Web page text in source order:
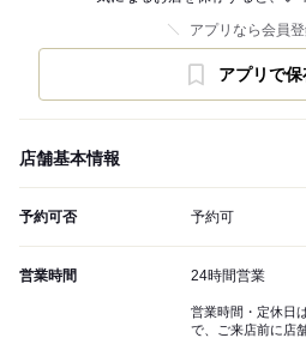
アプリなら会員
アプリで保
店舗基本情報
予約可否 予約可
営業時間 24時間営業
営業時間・定休日
で、ご来店前に店